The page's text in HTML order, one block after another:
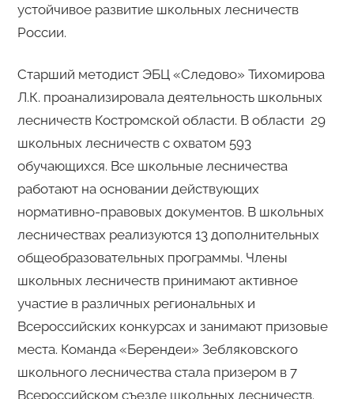
устойчивое развитие школьных лесничеств
России.
Старший методист ЭБЦ «Следово» Тихомирова
Л.К. проанализировала деятельность школьных
лесничеств Костромской области. В области 29
школьных лесничеств с охватом 593
обучающихся. Все школьные лесничества
работают на основании действующих
нормативно-правовых документов. В школьных
лесничествах реализуются 13 дополнительных
общеобразовательных программы. Члены
школьных лесничеств принимают активное
участие в различных региональных и
Всероссийских конкурсах и занимают призовые
места. Команда «Берендеи» Зебляковского
школьного лесничества стала призером в 7
Всероссийском съезде школьных лесничеств.